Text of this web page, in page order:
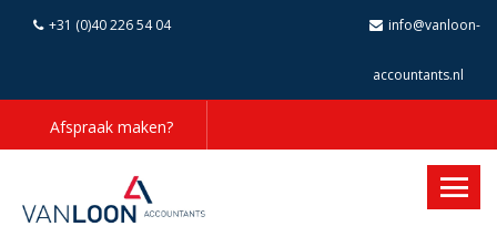
+31 (0)40 226 54 04 info@vanloon-
accountants.nl
Afspraak maken?